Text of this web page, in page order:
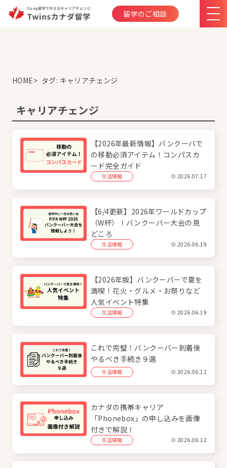
留学のご相談
HOME タグ: キャリアチェンジ
キャリアチェンジ
【2026年最新情報】バンクーバで
の移動必須アイテム！コンパスカ
ード完全ガイド
生活情報 2026.07.17
【6/4更新】2026年ワールドカップ
（W杯）！バンクーバー大会の見
どころ
生活情報 2026.06.19
【2026年版】バンクーバーで夏を
満喫！花火・グルメ・お祭りなど
人気イベント特集
生活情報 2026.06.19
これで完璧！バンクーバー到着後
やるべき手続き９選
生活情報 2026.06.12
カナダの携帯キャリア
「Phonebox」の申し込みを画像
付きで解説！
生活情報 2026.06.12